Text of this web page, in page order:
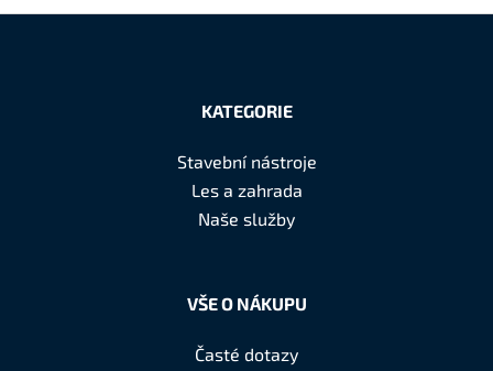
KATEGORIE
Stavební nástroje
Les a zahrada
Naše služby
VŠE O NÁKUPU
Časté dotazy